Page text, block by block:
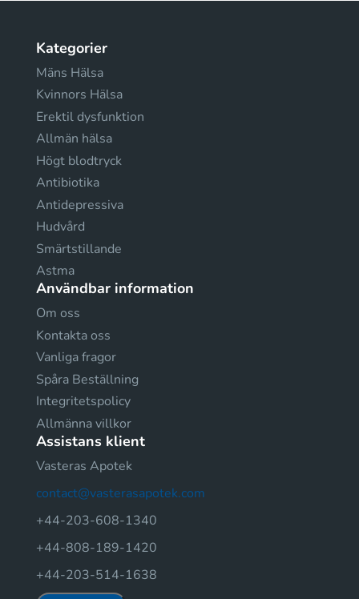
Kategorier
Mäns Hälsa
Kvinnors Hälsa
Erektil dysfunktion
Allmän hälsa
Högt blodtryck
Antibiotika
Antidepressiva
Hudvård
Smärtstillande
Astma
Användbar information
Om oss
Kontakta oss
Vanliga fragor
Spåra Beställning
Integritetspolicy
Allmänna villkor
Assistans klient
Vasteras Apotek
contact@vasterasapotek.com
+44-203-608-1340
+44-808-189-1420
+44-203-514-1638